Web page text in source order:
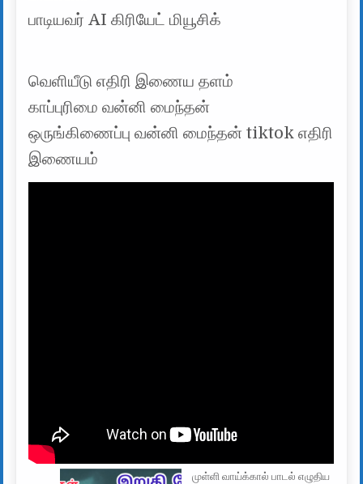
பாடியவர் AI கிரியேட் மியூசிக்
வெளியீடு எதிரி இணைய தளம்
காப்புரிமை வன்னி மைந்தன்
ஒருங்கிணைப்பு வன்னி மைந்தன் tiktok எதிரி
இணையம்
முள்ளி வாய்க்கால் பாடல் எழுதிய